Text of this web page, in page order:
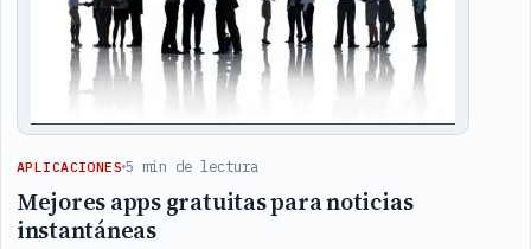
APLICACIONES 5 min de lectura
Mejores apps gratuitas para noticias
instantáneas